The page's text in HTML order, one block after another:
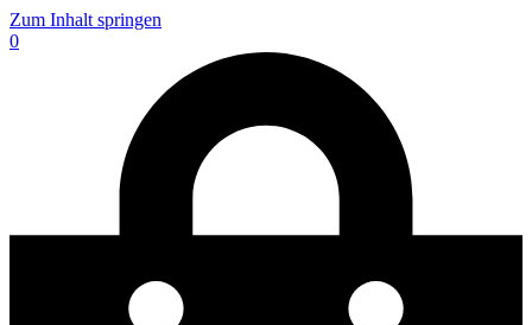
Zum Inhalt springen
0